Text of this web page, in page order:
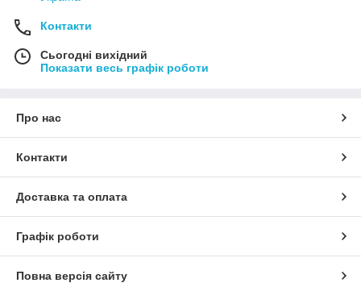
Контакти
Сьогодні вихідний
Показати весь графік роботи
Про нас
Контакти
Доставка та оплата
Графік роботи
Повна версія сайту